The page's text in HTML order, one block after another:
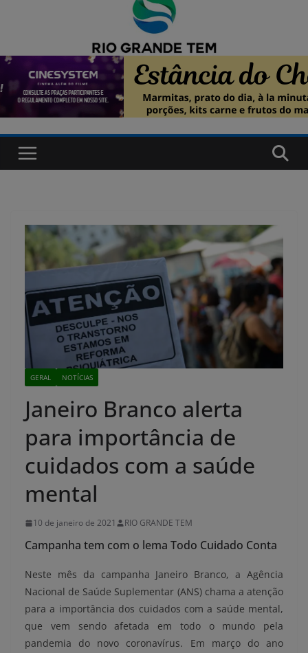
GERAL NOTÍCIAS
Janeiro Branco alerta
para importância de
cuidados com a saúde
mental
10 de janeiro de 2021 RIO GRANDE TEM
Campanha tem com o lema Todo Cuidado Conta
Neste mês da campanha Janeiro Branco, a Agência
Nacional de Saúde Suplementar (ANS) chama a atenção
para a importância dos cuidados com a saúde mental,
que vem sendo afetada em todo o mundo pela
pandemia do novo coronavírus. Em março do ano